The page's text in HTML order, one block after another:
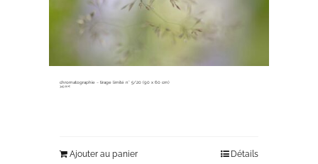
chromatographie ~ tirage limité n° 5/20 (90 x 60 cm)
345,00€
Ajouter au panier Détails